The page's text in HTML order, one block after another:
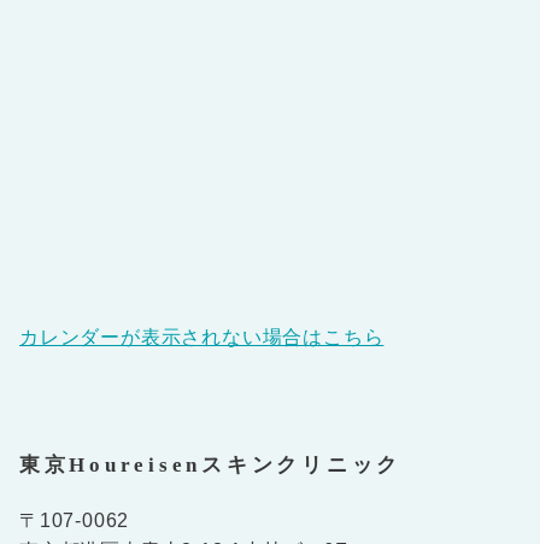
カレンダーが表示されない場合はこちら
東京Houreisenスキンクリニック
〒107-0062